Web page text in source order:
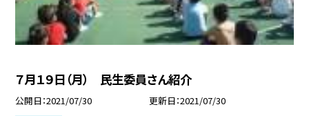
７月１９日（月） 民生委員さん紹介
公開日 2021/07/30 更新日 2021/07/30